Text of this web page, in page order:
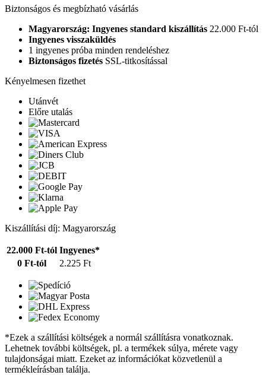
Biztonságos és megbízható vásárlás
Magyarország: Ingyenes standard kiszállítás 22.000 Ft-tól
Ingyenes visszaküldés
1 ingyenes próba minden rendeléshez
Biztonságos fizetés SSL-titkosítással
Kényelmesen fizethet
Utánvét
Előre utalás
Kiszállítási díj: Magyarország
22.000 Ft-tól Ingyenes*
0 Ft-tól
2.225 Ft
*Ezek a szállítási költségek a normál szállításra vonatkoznak.
Lehetnek további költségek, pl. a termékek súlya, mérete vagy
tulajdonságai miatt. Ezeket az információkat közvetlenül a
termékleírásban találja.